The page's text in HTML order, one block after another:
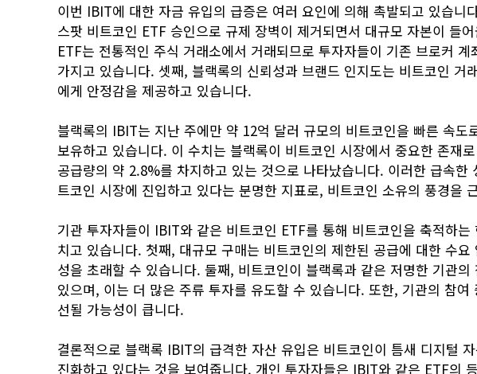
이번 IBIT에 대한 자금 유입의 급증은 여러 요인에 의해 촉발되고 있습니
스팟 비트코인 ETF 승인으로 규제 장벽이 제거되면서 대규모 자본이 들
ETF는 전통적인 주식 거래소에서 거래되므로 투자자들이 기존 브로커
가지고 있습니다. 셋째, 블랙록의 신뢰성과 브랜드 인지도는 비트코인 거
에게 안정감을 제공하고 있습니다.
블랙록의 IBIT는 지난 주에만 약 12억 달러 규모의 비트코인을 빠른 속
보유하고 있습니다. 이 수치는 블랙록이 비트코인 시장에서 중요한 존재
공급량의 약 2.8%를 차지하고 있는 것으로 나타났습니다. 이러한 급속한
트코인 시장에 진입하고 있다는 분명한 지표로, 비트코인 소유의 풍경을
기관 투자자들이 IBIT와 같은 비트코인 ETF를 통해 비트코인을 축적하
치고 있습니다. 첫째, 대규모 구매는 비트코인의 제한된 공급에 대한 수
성을 초래할 수 있습니다. 둘째, 비트코인이 블랙록과 같은 저명한 기관
있으며, 이는 더 많은 주류 투자를 유도할 수 있습니다. 또한, 기관의 참
선될 가능성이 큽니다.
결론적으로 블랙록 IBIT의 급격한 자산 유입은 비트코인이 틈새 디지털
진화하고 있다는 것을 보여줍니다. 개인 투자자들은 IBIT와 같은 ETF의